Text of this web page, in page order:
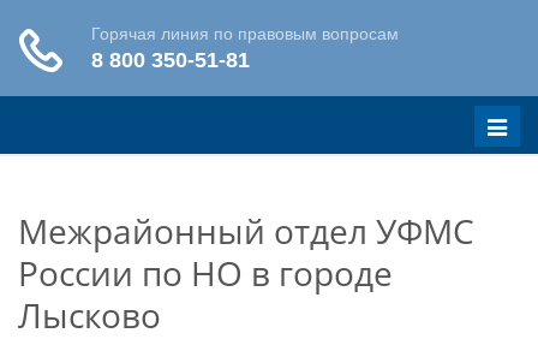
Меню
Межрайонный отдел УФМС
России по НО в городе
Лысково